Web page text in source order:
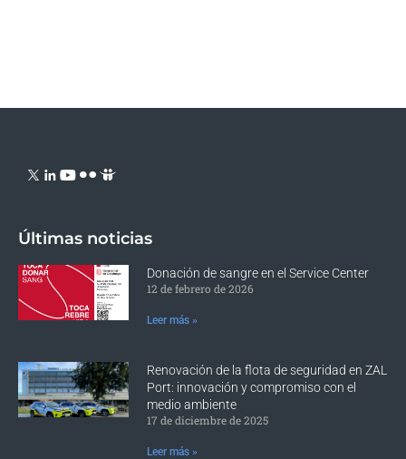
Últimas noticias
Donación de sangre en el Service Center
12 de febrero de 2026
Leer más »
Renovación de la flota de seguridad en ZAL
Port: innovación y compromiso con el
medio ambiente
17 de diciembre de 2025
Leer más »